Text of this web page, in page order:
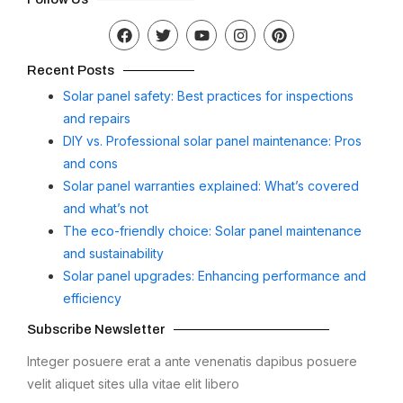
Recent Posts
Solar panel safety: Best practices for inspections
and repairs
DIY vs. Professional solar panel maintenance: Pros
and cons
Solar panel warranties explained: What’s covered
and what’s not
The eco-friendly choice: Solar panel maintenance
and sustainability
Solar panel upgrades: Enhancing performance and
efficiency
Subscribe Newsletter
Integer posuere erat a ante venenatis dapibus posuere
velit aliquet sites ulla vitae elit libero